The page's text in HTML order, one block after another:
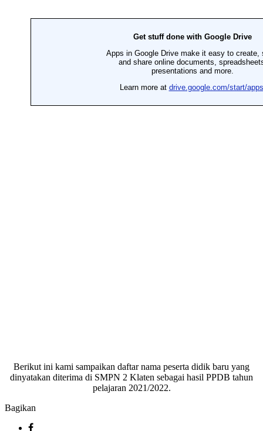
Berikut ini kami sampaikan daftar nama peserta didik baru yang
dinyatakan diterima di SMPN 2 Klaten sebagai hasil PPDB tahun
pelajaran 2021/2022.
Bagikan